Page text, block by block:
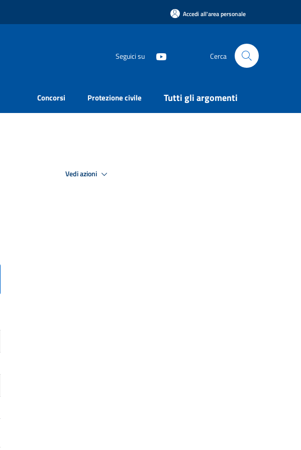
Accedi all'area personale
Seguici su Cerca
Concorsi Protezione civile Tutti gli argomenti
Vedi azioni